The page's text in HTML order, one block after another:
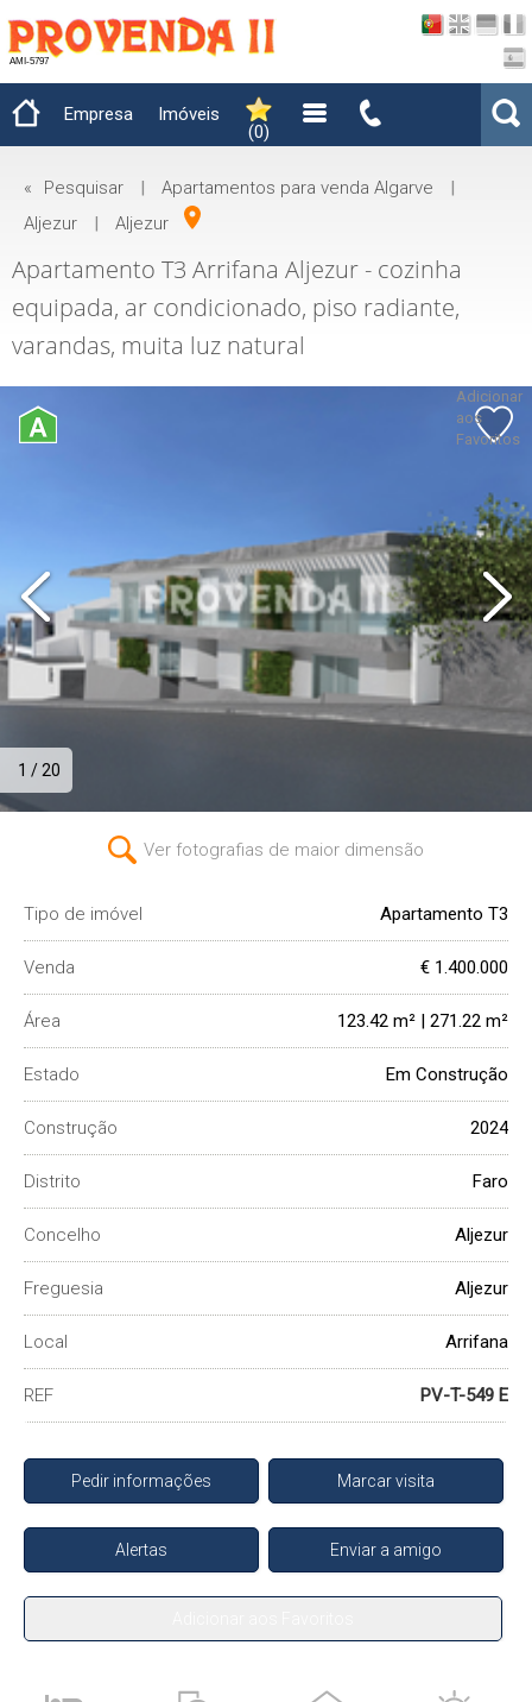
AMI-5797
Empresa
Imóveis
(0)
« Pesquisar | Apartamentos para venda Algarve
|
Aljezur
| Aljezur
Apartamento T3 Arrifana Aljezur - cozinha
equipada, ar condicionado, piso radiante,
varandas, muita luz natural
1 / 20
Adicionar
aos
Favoritos
Ver fotografias de maior dimensão
Tipo de imóvel Apartamento T3
Venda € 1.400.000
Área 123.42 m² | 271.22 m²
Estado Em Construção
Construção 2024
Distrito Faro
Concelho Aljezur
Freguesia Aljezur
Local Arrifana
REF PV-T-549 E
Pedir informações Marcar visita
Alertas Enviar a amigo